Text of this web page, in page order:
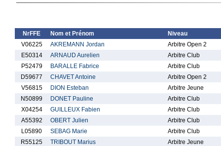
NrFFE Nom et Prénom
Niveau
V06225
AKREMANN Jordan
Arbitre Open 2
E50314
ARNAUD Aurelien
Arbitre Club
P52479
BARALLE Fabrice
Arbitre Club
D59677
CHAVET Antoine
Arbitre Open 2
V56815
DION Esteban
Arbitre Jeune
N50899
DONET Pauline
Arbitre Club
X04254
GUILLEUX Fabien
Arbitre Club
A55392
OBERT Julien
Arbitre Club
L05890
SEBAG Marie
Arbitre Club
R55125
TRIBOUT Marius
Arbitre Jeune